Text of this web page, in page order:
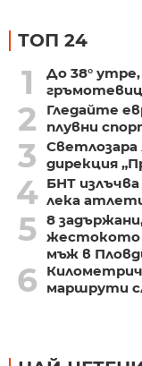
ТОП 24
1
До 38°
2
Гледайте
плувни
3
Светлозара
дирекция
4 БНТ
лека
5 8
жестокото
мъж в
6
маршрути